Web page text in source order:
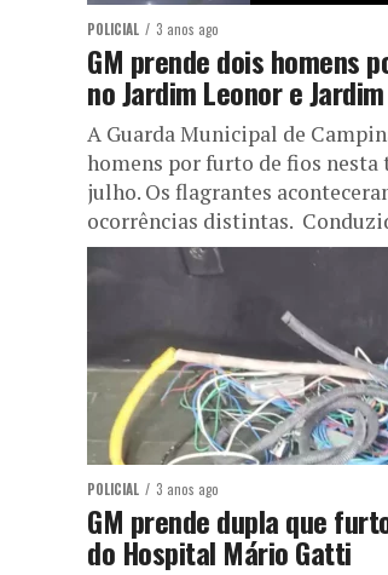
POLICIAL 3 anos ago
GM prende dois homens
no Jardim Leonor e
A Guarda Municipal de
homens por furto de fios nesta
julho. Os flagrantes
ocorrências distintas.
POLICIAL 3 anos ago
GM prende dupla que
do Hospital Mário Gatti